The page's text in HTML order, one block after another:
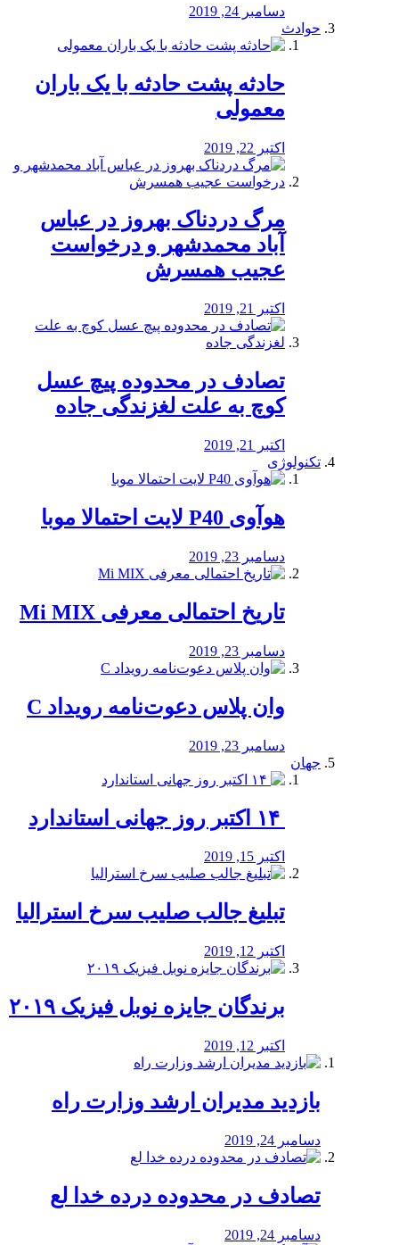
دسامبر 24, 2019
حوادث
️حادثه پشت حادثه با یک باران
معمولی
اکتبر 22, 2019
مرگ دردناک بهروز در عباس
آباد محمدشهر و درخواست
عجیب همسرش
اکتبر 21, 2019
تصادف در محدوده پیچ عسل
کوچ به علت لغزندگی جاده
اکتبر 21, 2019
تکنولوژی
هوآوی P40 لایت احتمالا موبا
دسامبر 23, 2019
تاریخ احتمالی معرفی Mi MIX
دسامبر 23, 2019
وان پلاس دعوت‌نامه رویداد C
دسامبر 23, 2019
جهان
اکتبر 15, 2019
تبلیغ جالب صلیب سرخ استرالیا
اکتبر 12, 2019
برندگان جایزه نوبل فیزیک ۲۰۱۹
اکتبر 12, 2019
بازدید مدیران ارشد وزارت راه
دسامبر 24, 2019
تصادف در محدوده درده خدا لع
دسامبر 24, 2019